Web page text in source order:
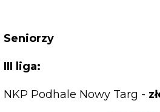
Seniorzy
III liga:
NKP Podhale Nowy Targ -